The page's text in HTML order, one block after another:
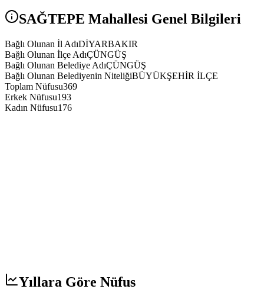
SAĞTEPE Mahallesi Genel Bilgileri
Bağlı Olunan İl AdıDİYARBAKIR
Bağlı Olunan İlçe AdıÇÜNGÜŞ
Bağlı Olunan Belediye AdıÇÜNGÜŞ
Bağlı Olunan Belediyenin NiteliğiBÜYÜKŞEHİR İLÇE
Toplam Nüfusu369
Erkek Nüfusu193
Kadın Nüfusu176
Yıllara Göre Nüfus